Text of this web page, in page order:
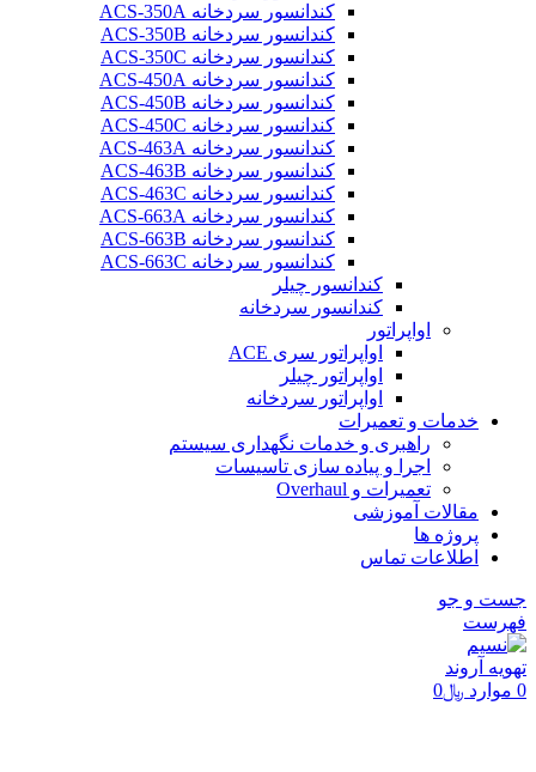
کندانسور سردخانه ACS-350A
کندانسور سردخانه ACS-350B
کندانسور سردخانه ACS-350C
کندانسور سردخانه ACS-450A
کندانسور سردخانه ACS-450B
کندانسور سردخانه ACS-450C
کندانسور سردخانه ACS-463A
کندانسور سردخانه ACS-463B
کندانسور سردخانه ACS-463C
کندانسور سردخانه ACS-663A
کندانسور سردخانه ACS-663B
کندانسور سردخانه ACS-663C
کندانسور چیلر
کندانسور سردخانه
اواپراتور
اواپراتور سری ACE
اواپراتور چیلر
اواپراتور سردخانه
خدمات و تعمیرات
راهبری و خدمات نگهداری سیستم
اجرا و پیاده سازی تاسیسات
تعمیرات و Overhaul
مقالات آموزشی
پروژه ها
اطلاعات تماس
جست و جو
فهرست
0 موارد ﷼0